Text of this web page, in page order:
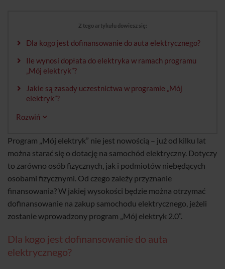
Z tego artykułu dowiesz się:
Dla kogo jest dofinansowanie do auta elektrycznego?
Ile wynosi dopłata do elektryka w ramach programu
„Mój elektryk”?
Jakie są zasady uczestnictwa w programie „Mój
elektryk”?
Rozwiń
Program „Mój elektryk” nie jest nowością – już od kilku lat
można starać się o dotację na samochód elektryczny. Dotyczy
to zarówno osób fizycznych, jak i podmiotów niebędących
osobami fizycznymi. Od czego zależy przyznanie
finansowania? W jakiej wysokości będzie można otrzymać
dofinansowanie na zakup samochodu elektrycznego, jeżeli
zostanie wprowadzony program „Mój elektryk 2.0”.
Dla kogo jest dofinansowanie do auta
elektrycznego?